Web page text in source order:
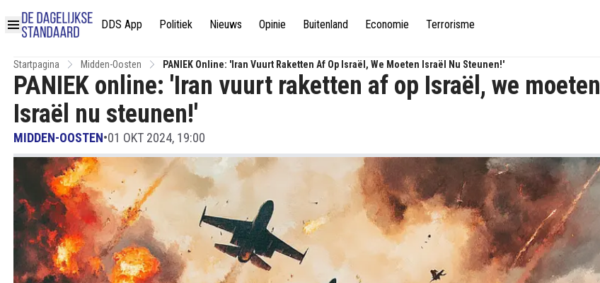
DDS App Politiek Nieuws Opinie Buitenland Economie Terrorisme
Startpagina Midden-Oosten PANIEK Online: 'Iran Vuurt Raketten Af Op Israël, We Moeten Israël Nu Steunen!'
PANIEK online: 'Iran vuurt raketten af op Israël, we moeten
Israël nu steunen!'
MIDDEN-OOSTEN•01 OKT 2024, 19:00